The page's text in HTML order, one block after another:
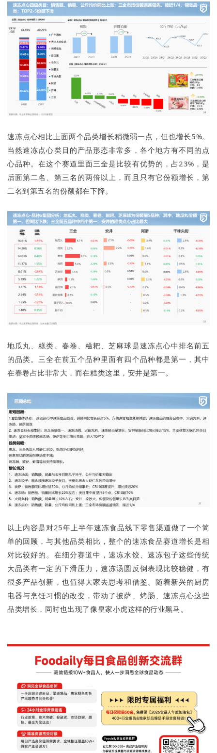
速冻点心相比上面两个品类增长稍微弱一点，但也增长5%。
当然速冻点心类目的产品形态非常多，各个地方有不同的点
心品种。在这个赛道里面三全是比较有优势的，占23%，是
后面第二名、第三名的两倍以上，而且只有它份额增长，第
二名到第五名的份额都在下降。
地瓜丸、糕类、春卷、糍耙、芝麻球是速冻点心中排名前五
的品类。三全在前五个品种里面有四个品种都是第一，其中
在春卷占比非常大，而在糕类这里，安井是第一。
以上内容是对25年上半年速冻食品线下零售渠道做了一个简
单的回顾，与其他品类相比，整个的速冻食品赛道增长是相
对比较好的。在细分赛道中，速冻水饺、速冻包子这些传统
大品类有一定的下滑压力，速冻汤圆反倒表现比较稳健，有
很多产品创新，也值得大家去思考和借鉴。随着新兴的厨房
电器与烹饪习惯的改变，带动了披萨、烤肠、速冻点心这些
品类增长，同时也出现了像皇家小虎这样的行业黑马。